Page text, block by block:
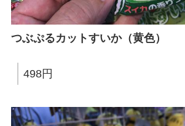
つぶぷるカットすいか（黄色）
498円